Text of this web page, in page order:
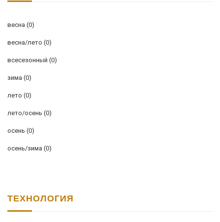
весна (0)
весна/лето (0)
всесезонный (0)
зима (0)
лето (0)
лето/осень (0)
осень (0)
осень/зима (0)
ТЕХНОЛОГИЯ